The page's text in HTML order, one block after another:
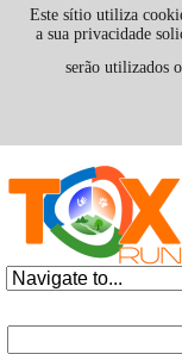
Este sítio utiliza
a sua privacidade
serão utilizados
Search form
Search